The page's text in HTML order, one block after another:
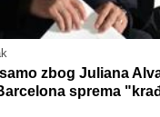
zbog Juliana
sprema